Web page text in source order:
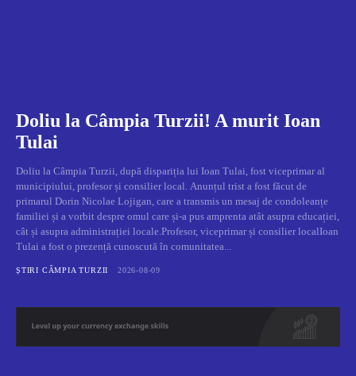
Doliu la Câmpia Turzii! A murit Ioan
Tulai
Doliu la Câmpia Turzii, după dispariția lui Ioan Tulai, fost viceprimar al
municipiului, profesor și consilier local. Anunțul trist a fost făcut de
primarul Dorin Nicolae Lojigan, care a transmis un mesaj de condoleanțe
familiei și a vorbit despre omul care și-a pus amprenta atât asupra educației,
cât și asupra administrației locale.Profesor, viceprimar și consilier localIoan
Tulai a fost o prezență cunoscută în comunitatea...
ȘTIRI CÂMPIA TURZII 2026-08-09